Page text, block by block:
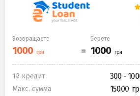
Возвращаете Берете
1й кредит 300 -
Макс. сумма 15000